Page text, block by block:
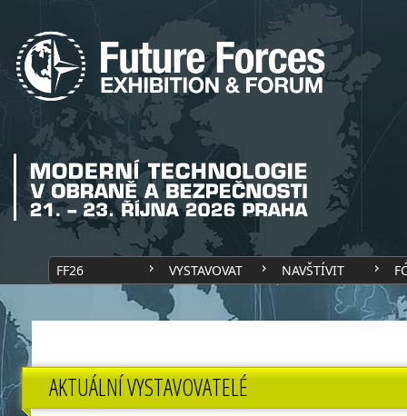
FF26 VYSTAVOVAT NAVŠTÍVIT
AKTUÁLNÍ VYSTAVOVATELÉ